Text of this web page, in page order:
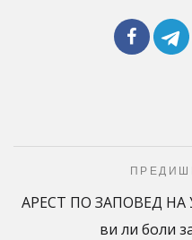
АРЕСТ ПО ЗАПОВЕД НА
ви ли боли